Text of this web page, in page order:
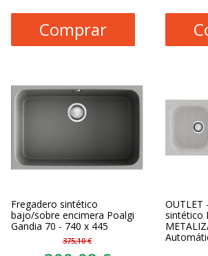
Comprar
Fregadero sintético
bajo/sobre encimera Poalgi
Gandia 70 - 740 x 445
375,10 €
OUTLET
sintético